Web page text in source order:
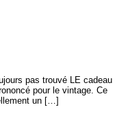
pas trouvé LE cadeau
pour le vintage. Ce
un […]